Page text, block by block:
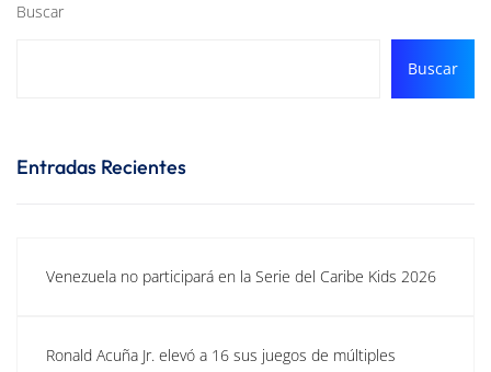
Buscar
Buscar
Entradas Recientes
Venezuela no participará en la Serie del Caribe Kids 2026
Ronald Acuña Jr. elevó a 16 sus juegos de múltiples